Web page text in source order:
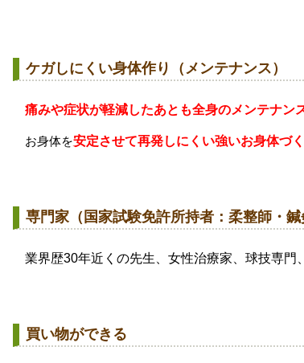
ケガしにくい身体作り（メンテナンス）
痛みや症状が軽減したあとも全身のメンテナン
お身体を安定させて再発しにくい強いお身体づ
専門家（国家試験免許所持者：柔整師・鍼
業界歴30年近くの先生、女性治療家、球技専門
買い物ができる